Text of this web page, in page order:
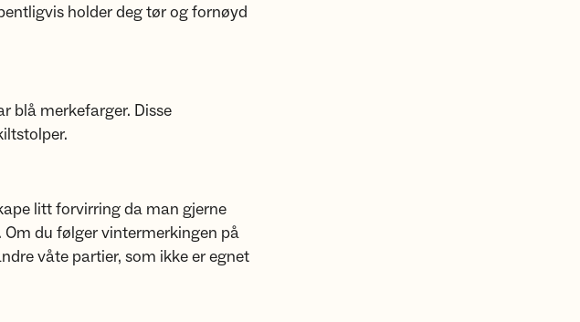
holder deg tør og fornøyd
blå merkefarger. Disse
litt forvirring da man gjerne
du følger vintermerkingen på
våte partier, som ikke er egnet